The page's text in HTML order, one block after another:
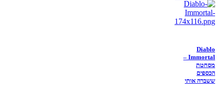
Diablo
Immortal –
מסחטת
הכספים
ששברה אותי